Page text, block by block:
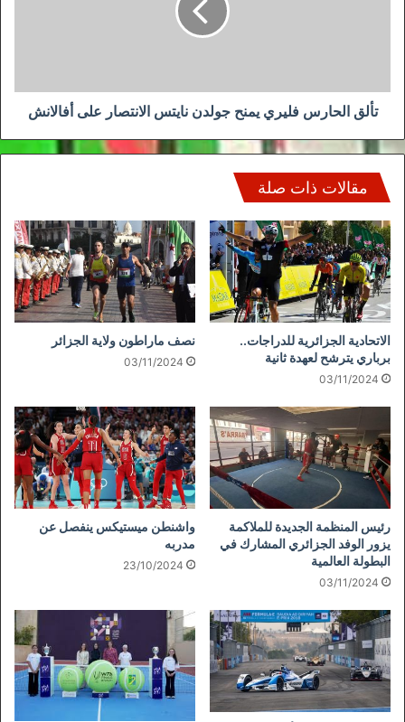
أفالانش
تألق الحارس فليري يمنح جولدن نايتس الانتصار على أفالانش
مقالات ذات صلة
الاتحادية الجزائرية للدراجات..
برباري يترشح لعهدة ثانية
03/11/2024
نصف ماراطون ولاية الجزائر
03/11/2024
رئيس المنظمة الجديدة للملاكمة
يزور الوفد الجزائري المشارك في
البطولة العالمية
03/11/2024
واشنطن ميستيكس ينفصل عن
مدربه
23/10/2024